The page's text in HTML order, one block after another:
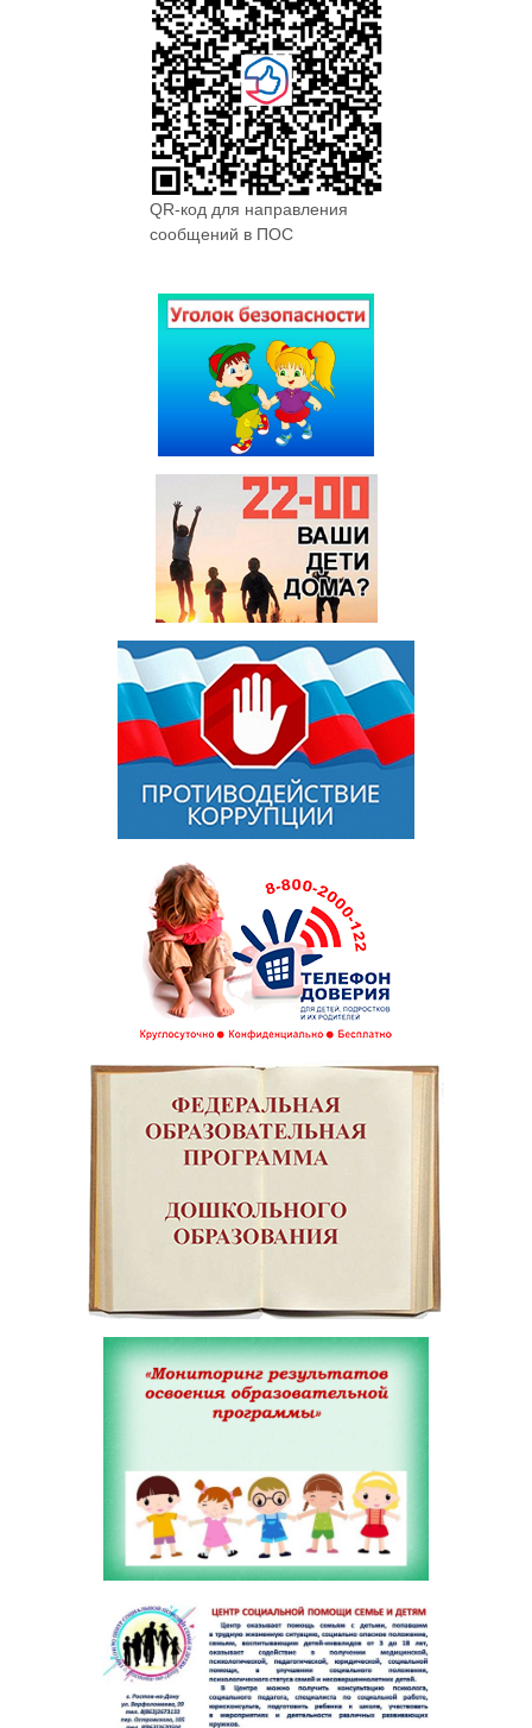
QR-код для направления
сообщений в ПОС